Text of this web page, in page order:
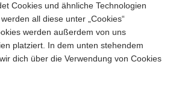
Cookies und ähnliche Technologien
all diese unter „Cookies“
werden außerdem von uns
platziert. In dem unten stehendem
dich über die Verwendung von Cookies